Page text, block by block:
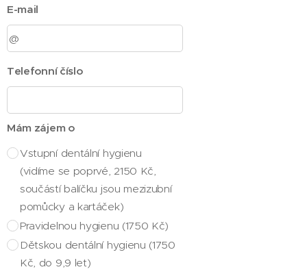
E-mail
Telefonní číslo
Mám zájem o
Vstupní dentální hygienu
(vidíme se poprvé, 2150 Kč,
součástí balíčku jsou mezizubní
pomůcky a kartáček)
Pravidelnou hygienu (1750 Kč)
Dětskou dentální hygienu (1750
Kč, do 9,9 let)